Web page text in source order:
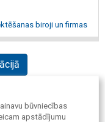
biroji un firmas
būvniecības
apstādījumu